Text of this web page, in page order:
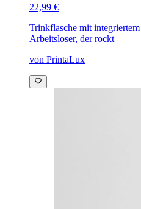
22,99 €
Trinkflasche mit
Arbeitsloser, der rockt
von PrintaLux